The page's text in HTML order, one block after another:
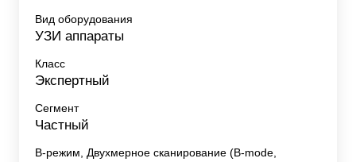
Вид оборудования
УЗИ аппараты
Класс
Экспертный
Сегмент
Частный
B-режим, Двухмерное сканирование (B-mode,